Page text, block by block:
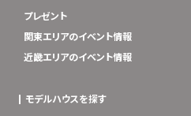
プレゼント
関東エリアのイベント情報
近畿エリアのイベント情報
モデルハウスを探す